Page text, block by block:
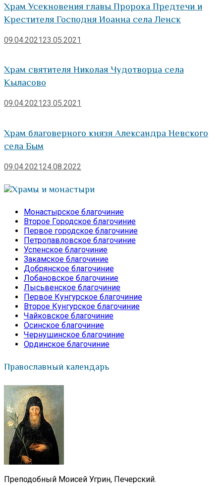
Храм Усекновения главы Пророка Предтечи и
Крестителя Господня Иоанна села Ленск
09.04.202123.05.2021
Храм святителя Николая Чудотворца села
Кыласово
09.04.202123.05.2021
Храм благоверного князя Александра Невского
села Бым
09.04.202124.08.2022
Храмы и монастыри
Монастырское благочиние
Второе Городское благочиние
Первое городское благочиние
Петропавловское благочиние
Успенское благочиние
Закамское благочиние
Добрянское благочиние
Лобановское благочиние
Лысьвенское благочиние
Первое Кунгурское благочиние
Второе Кунгурское благочиние
Чайковское благочиние
Осинское благочиние
Чернушинское благочиние
Ординское благочиние
Православный календарь
Преподобный Моисей Угрин, Печерский.